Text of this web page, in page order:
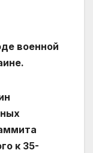
военной
к 35-